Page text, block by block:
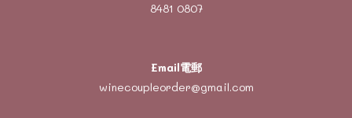
8481 0807
Email電郵
winecoupleorder@gmail.com